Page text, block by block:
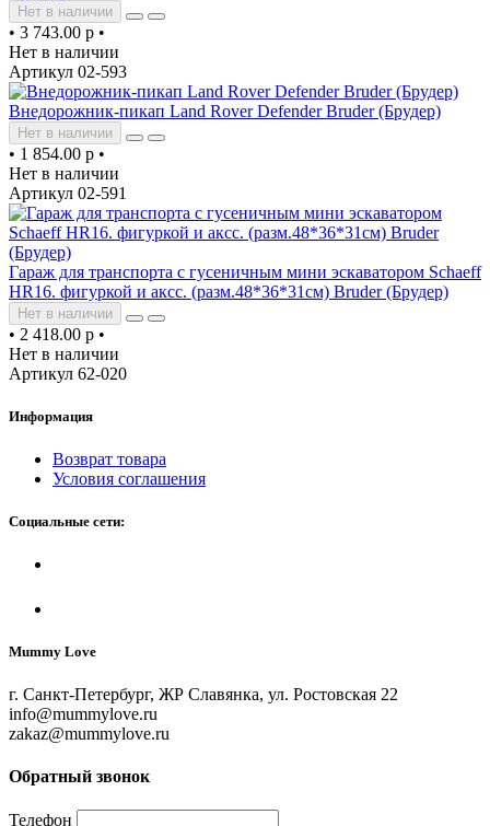
Нет в наличии
• 3 743.00 р •
Нет в наличии
Артикул 02-593
Внедорожник-пикап Land Rover Defender Bruder (Брудер)
Нет в наличии
• 1 854.00 р •
Нет в наличии
Артикул 02-591
Гараж для транспорта с гусеничным мини эскаватором Schaeff
HR16. фигуркой и аксс. (разм.48*36*31см) Bruder (Брудер)
Нет в наличии
• 2 418.00 р •
Нет в наличии
Артикул 62-020
Информация
Возврат товара
Условия соглашения
Социальные сети:
Mummy Love
г. Санкт-Петербург, ЖР Славянка, ул. Ростовская 22
info@mummylove.ru
zakaz@mummylove.ru
Обратный звонок
Телефон